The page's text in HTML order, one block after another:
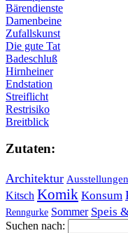
Bärendienste
Damenbeine
Zufallskunst
Die gute Tat
Badeschluß
Hirnheiner
Endstation
Streiflicht
Restrisiko
Breitblick
Zu­ta­ten:
Architektur Ausstellungen
Kitsch Komik Konsum
Renngurke Sommer Speis
Suchen nach: